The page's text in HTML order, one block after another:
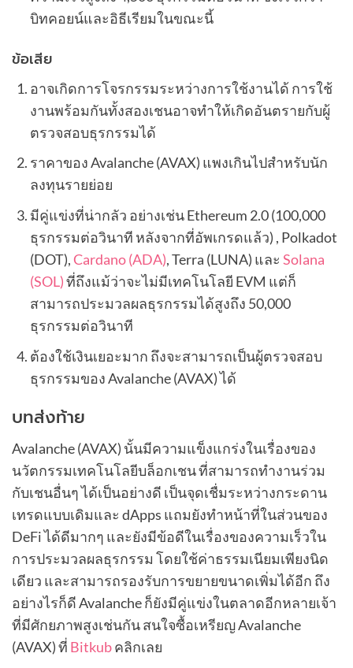
บิทคอยน์และอิธีเรียมในขณะนี้
ข้อเสีย
อาจเกิดการโจรกรรมระหว่างการใช้งานได้ การใช้
งานพร้อมกันทั้งสองเชนอาจทำให้เกิดอันตรายกับผู้
ตรวจสอบธุรกรรมได้
ราคาของ Avalanche (AVAX) แพงเกินไปสำหรับนัก
ลงทุนรายย่อย
มีคู่แข่งที่น่ากลัว อย่างเช่น Ethereum 2.0 (100,000
ธุรกรรมต่อวินาที หลังจากที่อัพเกรดแล้ว) , Polkadot
(DOT),Cardano (ADA), Terra (LUNA) และSolana
(SOL)ที่ถึงแม้ว่าจะไม่มีเทคโนโลยี EVM แต่ก็
สามารถประมวลผลธุรกรรมได้สูงถึง 50,000
ธุรกรรมต่อวินาที
ต้องใช้เงินเยอะมาก ถึงจะสามารถเป็นผู้ตรวจสอบ
ธุรกรรมของ Avalanche (AVAX) ได้
บทส่งท้าย
Avalanche (AVAX) นั้นมีความแข็งแกร่งในเรื่องของ
นวัตกรรมเทคโนโลยีบล็อกเชน ที่สามารถทำงานร่วม
กับเชนอื่นๆ ได้เป็นอย่างดี เป็นจุดเชื่มระหว่างกระดาน
เทรดแบบเดิมและ dApps แถมยังทำหน้าที่ในส่วนของ
DeFi ได้ดีมากๆ และยังมีข้อดีในเรื่องของความเร็วใน
การประมวลผลธุรกรรม โดยใช้ค่าธรรมเนียมเพียงนิด
เดียว และสามารถรองรับการขยายขนาดเพิ่มได้อีก ถึง
อย่างไรก็ดี Avalanche ก็ยังมีคู่แข่งในตลาดอีกหลายเจ้า
ที่มีศักยภาพสูงเช่นกัน สนใจซื้อเหรียญ Avalanche
(AVAX) ที่ Bitkubคลิกเลย